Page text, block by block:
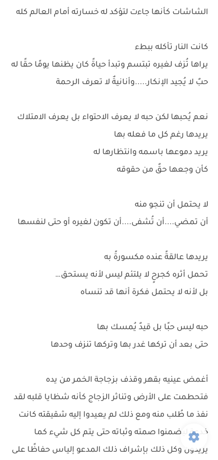
الشاشات كأنها جاءت لتؤكد له خسارته أمام العالم كله
كانت النار تأكله ببطء
يراها تُزف لغيره تبتسم وتبدأ حياةً كان يظنها يومًا حقًا له
حبٌ لا يُجيد الإنكار.....وأنانيةٌ لا تعرف الرحمة
نعم يُحبها لكن حبه لا يعرف الاحتواء بل يعرف الامتلاك
يريدها رغم كل ما فعله بها
يريد دموعها باسمه وانتظارها له
كأن وجعها حقٌ من حقوقه
لا يحتمل أن تنجو منه
أن تمضي....أن تُشفى....أن تكون لغيره أو حتى لنفسها
يريدها عالقةً عنده مكسورةً به
تحمل أثره كجرحٍ لا يلتئم ليس لأنه يستحق…
بل لأنه لا يحتمل فكرة أنها قد تنساه
حبه ليس حبًا بل قيدٌ يُمسك بها
حتى بعد أن تركها غدر بها وتركها تنزف وحدها
أغمض عينيه بقهر وقذف بزجاجة الخمر من يده
فتحطمت على الأرض وتناثر الزجاج كأنه شظايا قلبه لقد
نفذ ما طُلب منه ومع ذلك لم يعيدوا إليه شقيقته كانت
خدعة ليضمنوا صمته وثباته حتى يتم كل شيء كما
يريدون وكل ذلك بإشراف ذلك المدعو إلياس حفاظًا على